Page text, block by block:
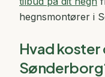
hegnsmontører i
Hvad